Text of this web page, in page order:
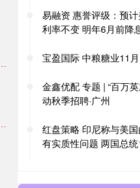
易融资 惠誉评级：预
利率不变 明年6月前降
宝盈国际 中粮糖业11
金鑫优配 专题 | “百万
动秋季招聘·广州
红盘策略 印尼称与美
有实质性问题 两国总